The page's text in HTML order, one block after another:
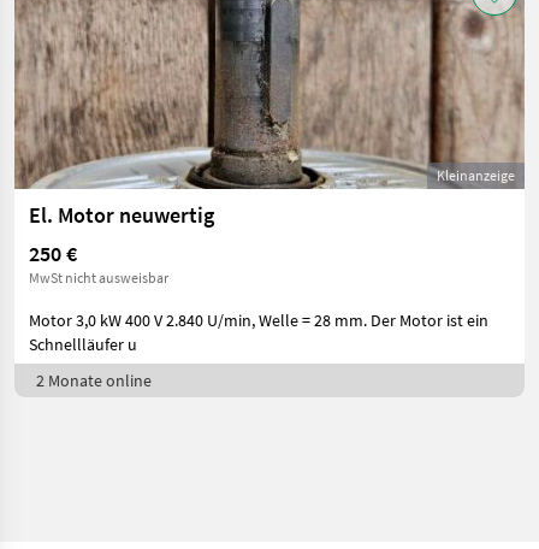
Kleinanzeige
El. Motor neuwertig
250 €
MwSt nicht ausweisbar
Motor 3,0 kW 400 V 2.840 U/min, Welle = 28 mm. Der Motor ist ein
Schnellläufer u
2 Monate online